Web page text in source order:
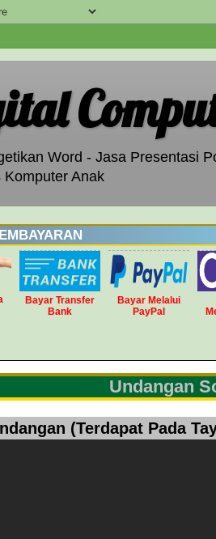
Word - Jasa Presentasi
Komputer Anak
Bayar Transfer
Bank
Bayar Melalui
PayPal
Undangan
(Terdapat Pada